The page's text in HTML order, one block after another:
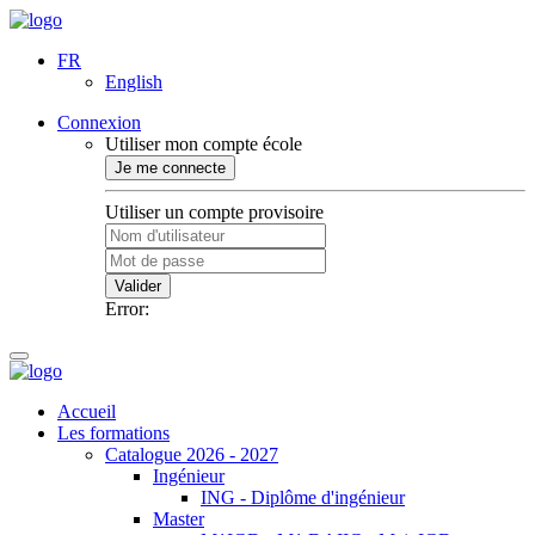
FR
English
Connexion
Utiliser mon compte école
Je me connecte
Utiliser un compte provisoire
Valider
Error:
Accueil
Les formations
Catalogue 2026 - 2027
Ingénieur
ING - Diplôme d'ingénieur
Master